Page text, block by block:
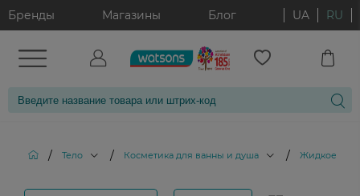
Бренды Магазины Блог UA RU
/ Тело / Косметика для ванны и душа / Жидкое